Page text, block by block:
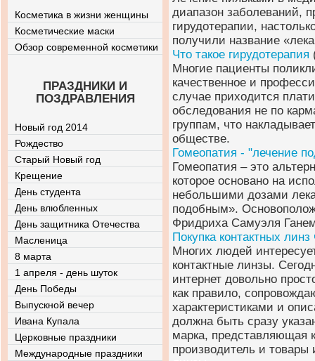
диапазон заболеваний,
гирудотерапии,
получили название
Что такое гирудотерапия
Многие пациенты
качественное и
случае приходится
обследования не по
группам, что
обществе.
Гомеопатия - "лечение
Гомеопатия – это
которое основано на
небольшими дозами
подобным».
Фридриха Самуэля
Покупка контактных линз
Многих людей
контактные линзы.
интернет довольно
как правило,
характеристиками и
должна быть сразу
марка, представляющая
производитель и
Косметика в жизни женщины
Косметические маски
Обзор современной косметики
ПРАЗДНИКИ И
ПОЗДРАВЛЕНИЯ
Новый год 2014
Рождество
Старый Новый год
Крещение
День студента
День влюбленных
День защитника Отечества
Масленица
8 марта
1 апреля - день шуток
День Победы
Выпускной вечер
Ивана Купала
Церковные праздники
Международные праздники